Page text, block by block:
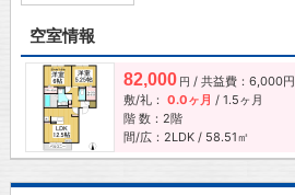
空室情報
82,000 円 / 共益費：6,000円
敷/礼： 0.0ヶ月 / 1.5ヶ月
階 数：2階
間/広：2LDK / 58.51㎡